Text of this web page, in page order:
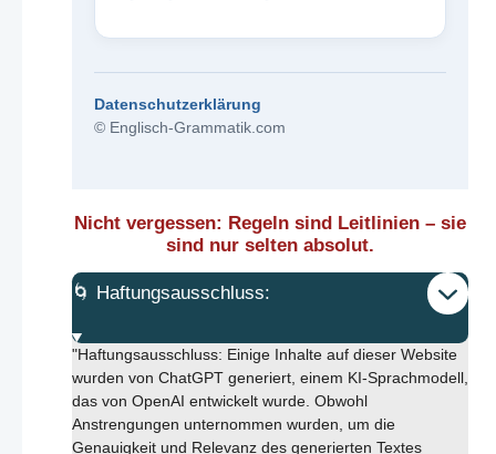
Datenschutzerklärung
© Englisch-Grammatik.com
Nicht vergessen: Regeln sind Leitlinien – sie
sind nur selten absolut.
🌀 Haftungsausschluss:
"Haftungsausschluss: Einige Inhalte auf dieser Website
wurden von ChatGPT generiert, einem KI-Sprachmodell,
das von OpenAI entwickelt wurde. Obwohl
Anstrengungen unternommen wurden, um die
Genauigkeit und Relevanz des generierten Textes